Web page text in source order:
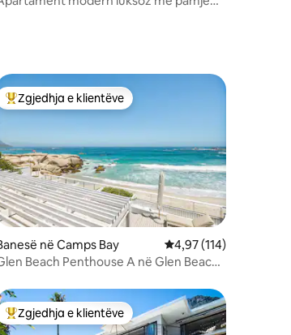
4,99 nga 5, 331 vlerësime
Më të mirat e zgjedhjeve të klientëve
Zgjedhja e klientëve
në Camps Bay Vlerësimi mesatar
4,97 (114)
Beach Penthouse A në Glen Beach
Më të mirat e zgjedhjeve të klientëve
Zgjedhja e klientëve